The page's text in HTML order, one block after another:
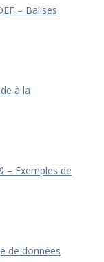
– Balises
à la
– Exemples de
de données